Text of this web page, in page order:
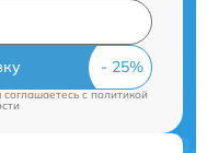
соглашаетесь cполитикой